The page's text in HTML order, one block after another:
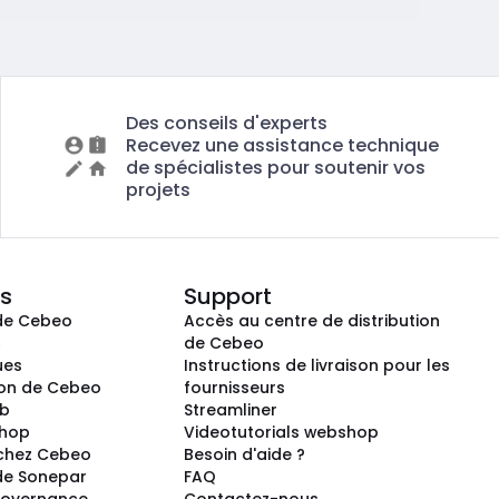
Des conseils d'experts
Recevez une assistance technique
de spécialistes pour soutenir vos
projets
Cebeo
de Cebeo
Cebeo
Sonepar
Support
Accès au centre de distribution
de Cebeo
Instructions de livraison pour les
fournisseurs
Streamliner
Videotutorials webshop
Besoin d'aide ?
FAQ